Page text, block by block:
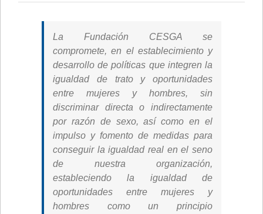
La Fundación CESGA se
compromete, en el establecimiento y
desarrollo de políticas que integren la
igualdad de trato y oportunidades
entre mujeres y hombres, sin
discriminar directa o indirectamente
por razón de sexo, así como en el
impulso y fomento de medidas para
conseguir la igualdad real en el seno
de nuestra organización,
estableciendo la igualdad de
oportunidades entre mujeres y
hombres como un principio